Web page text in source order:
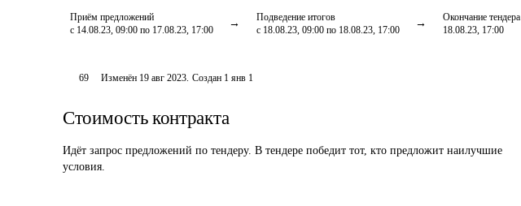
Приём предложений
с 14.08.23, 09:00 по 17.08.23, 17:00
Подведение итогов
с 18.08.23, 09:00 по 18.08.23, 17:00
Окончание тендера
18.08.23, 17:00
69 Изменён 19 авг 2023. Создан 1 янв 1
Стоимость контракта
Идёт запрос предложений по тендеру. В тендере победит тот, кто предложит наилучшие
условия.